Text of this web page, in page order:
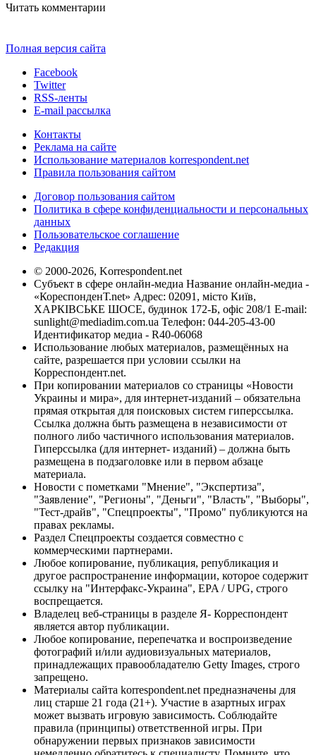
Читать комментарии
Полная версия сайта
Facebook
Twitter
RSS-ленты
E-mail рассылка
Контакты
Реклама на сайте
Использование материалов korrespondent.net
Правила пользования сайтом
Договор пользования сайтом
Политика в сфере конфиденциальности и персональных
данных
Пользовательское соглашение
Редакция
© 2000-2026, Korrespondent.net
Субъект в сфере онлайн-медиа Название онлайн-медиа -
«КореспонденТ.net» Адрес: 02091, місто Київ,
ХАРКІВСЬКЕ ШОСЕ, будинок 172-Б, офіс 208/1 E-mail:
sunlight@mediadim.com.ua Телефон: 044-205-43-00
Идентификатор медиа - R40-06068
Использование любых материалов, размещённых на
сайте, разрешается при условии ссылки на
Корреспондент.net.
При копировании материалов со страницы «Новости
Украины и мира», для интернет-изданий – обязательна
прямая открытая для поисковых систем гиперссылка.
Ссылка должна быть размещена в независимости от
полного либо частичного использования материалов.
Гиперссылка (для интернет- изданий) – должна быть
размещена в подзаголовке или в первом абзаце
материала.
Новости с пометками "Мнение", "Экспертиза",
"Заявление", "Регионы", "Деньги", "Власть", "Выборы",
"Тест-драйв", "Спецпроекты", "Промо" публикуются на
правах рекламы.
Раздел Спецпроекты создается совместно с
коммерческими партнерами.
Любое копирование, публикация, републикация и
другое распространение информации, которое содержит
ссылку на "Интерфакс-Украина", EPA / UPG, строго
воспрещается.
Владелец веб-страницы в разделе Я- Корреспондент
является автор публикации.
Любое копирование, перепечатка и воспроизведение
фотографий и/или аудиовизуальных материалов,
принадлежащих правообладателю Getty Images, строго
запрещено.
Материалы сайта korrespondent.net предназначены для
лиц старше 21 года (21+). Участие в азартных играх
может вызвать игровую зависимость. Соблюдайте
правила (принципы) ответственной игры. При
обнаружении первых признаков зависимости